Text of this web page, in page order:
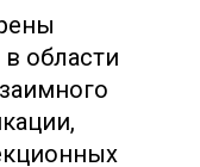
области